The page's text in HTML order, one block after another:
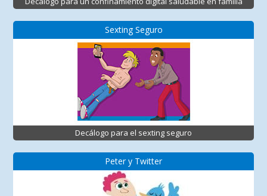
Sexting Seguro
Decálogo para el sexting seguro
Peter y Twitter